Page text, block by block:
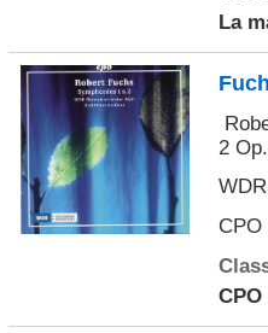
La
2
CPO
CPO